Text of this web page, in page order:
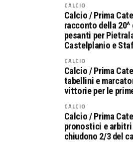
CALCIO
Calcio / Prima
racconto della
pesanti per
Castelplanio e
CALCIO
Calcio / Prima
tabellini e
vittorie per le
CALCIO
Calcio / Prima
pronostici e arbitri
chiudono 2/3 del